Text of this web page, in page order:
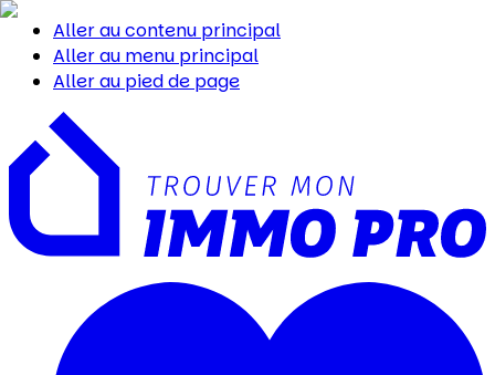
Aller au contenu principal
Aller au menu principal
Aller au pied de page